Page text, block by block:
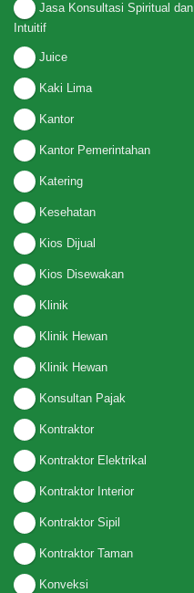
Jasa Konsultasi Spiritual dan
Intuitif
Juice
Kaki Lima
Kantor
Kantor Pemerintahan
Katering
Kesehatan
Kios Dijual
Kios Disewakan
Klinik
Klinik Hewan
Klinik Hewan
Konsultan Pajak
Kontraktor
Kontraktor Elektrikal
Kontraktor Interior
Kontraktor Sipil
Kontraktor Taman
Konveksi